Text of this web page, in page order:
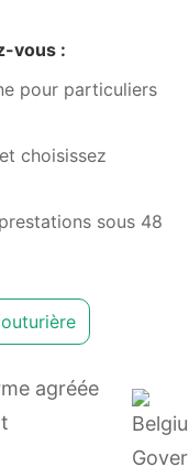
vous :
pour particuliers
choisissez
sous 48
agréée